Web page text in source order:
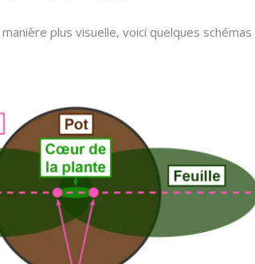
plus visuelle, voici quelques schémas